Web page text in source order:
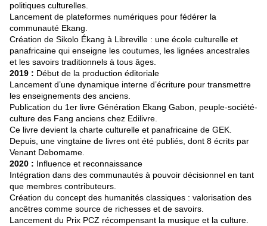
politiques culturelles.
Lancement de plateformes numériques pour fédérer la
communauté Ekang.
Création de Sikolo Ékang à Libreville : une école culturelle et
panafricaine qui enseigne les coutumes, les lignées ancestrales
et les savoirs traditionnels à tous âges.
2019 : Début de la production éditoriale
Lancement d’une dynamique interne d’écriture pour transmettre
les enseignements des anciens.
Publication du 1er livre Génération Ekang Gabon, peuple-société-
culture des Fang anciens chez Edilivre.
Ce livre devient la charte culturelle et panafricaine de GEK.
Depuis, une vingtaine de livres ont été publiés, dont 8 écrits par
Venant Debomame.
2020 : Influence et reconnaissance
Intégration dans des communautés à pouvoir décisionnel en tant
que membres contributeurs.
Création du concept des humanités classiques : valorisation des
ancêtres comme source de richesses et de savoirs.
Lancement du Prix PCZ récompensant la musique et la culture.